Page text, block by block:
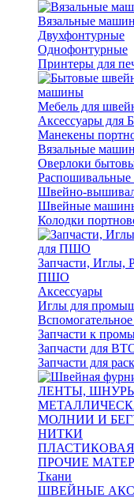
Вязальные
Двухфонтурные
Однофонтурные
Принтеры для
машины
Мебель для
Аксессуары для
Манекены
Вязальные
Оверлоки
Швейно-
Швейные
Колодки
Запчасти, Иглы,
ПШО
Аксессуары
Иглы для
Запчасти к
Запчасти для
Запчасти для
ЛЕНТЫ,
МОЛНИИ И
НИТКИ
ПРОЧИЕ
Ткани
ШВЕЙНЫЕ